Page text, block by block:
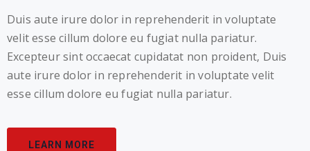
Duis aute irure dolor in reprehenderit in voluptate
velit esse cillum dolore eu fugiat nulla pariatur.
Excepteur sint occaecat cupidatat non proident, Duis
aute irure dolor in reprehenderit in voluptate velit
esse cillum dolore eu fugiat nulla pariatur.
LEARN MORE